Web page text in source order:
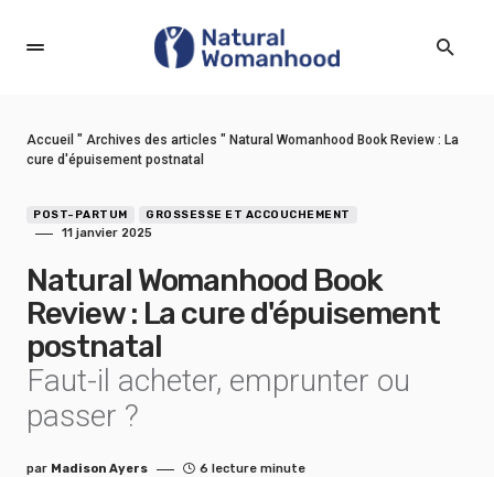
Accueil " Archives des articles " Natural Womanhood Book Review : La
cure d'épuisement postnatal
POST-PARTUM GROSSESSE ET ACCOUCHEMENT
11 janvier 2025
Natural Womanhood Book
Review : La cure d'épuisement
postnatal
Faut-il acheter, emprunter ou
passer ?
par Madison Ayers 6 lecture minute